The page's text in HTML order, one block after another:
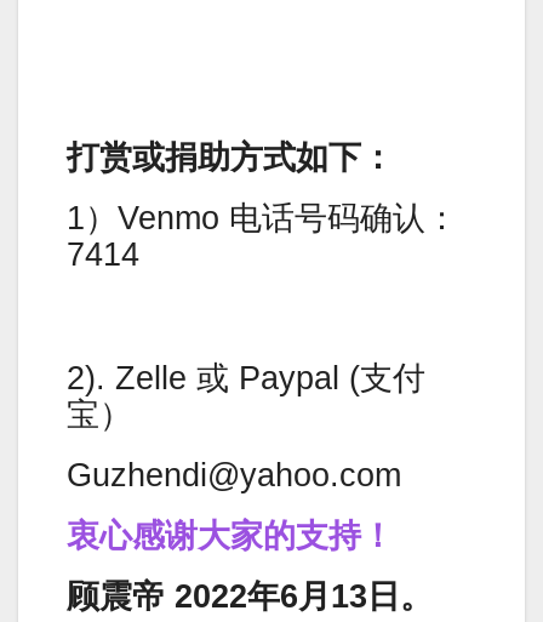
打赏或捐助方式如下：
1）Venmo 电话号码确认：
7414
2). Zelle 或 Paypal (支付
宝）
Guzhendi@yahoo.com
衷心感谢大家的支持！
顾震帝 2022年6月13日。